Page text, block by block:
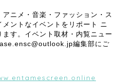
ニメ・音楽・ファッション・ス
ントなイベントをリポート ニ
ます。イベント取材・内覧ニュー
編集部にご